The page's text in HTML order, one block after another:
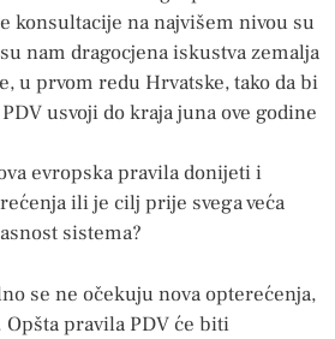
konsultacije na najvišem nivou su
nam dragocjena iskustva zemalja
u prvom redu Hrvatske, tako da bi
usvoji do kraja juna ove godine
evropska pravila donijeti i
ili je cilj prije svega veća
sistema?
se ne očekuju nova opterećenja,
Opšta pravila PDV će biti